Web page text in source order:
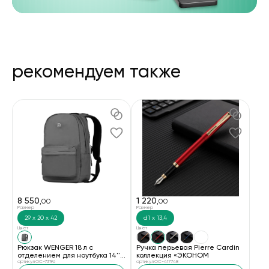
рекомендуем также
8 550,00
Размер
29 х 20 х 42
Цвет
Рюкзак WENGER 18 л с
отделением для ноутбука 14''
и с водоотталкивающим
артикул OC-73196
1 220,00
Размер
d1 х 13,4
Цвет
Ручка перьевая Pierre Cardin
коллекция «ЭКОНОМ
артикул OC-417748